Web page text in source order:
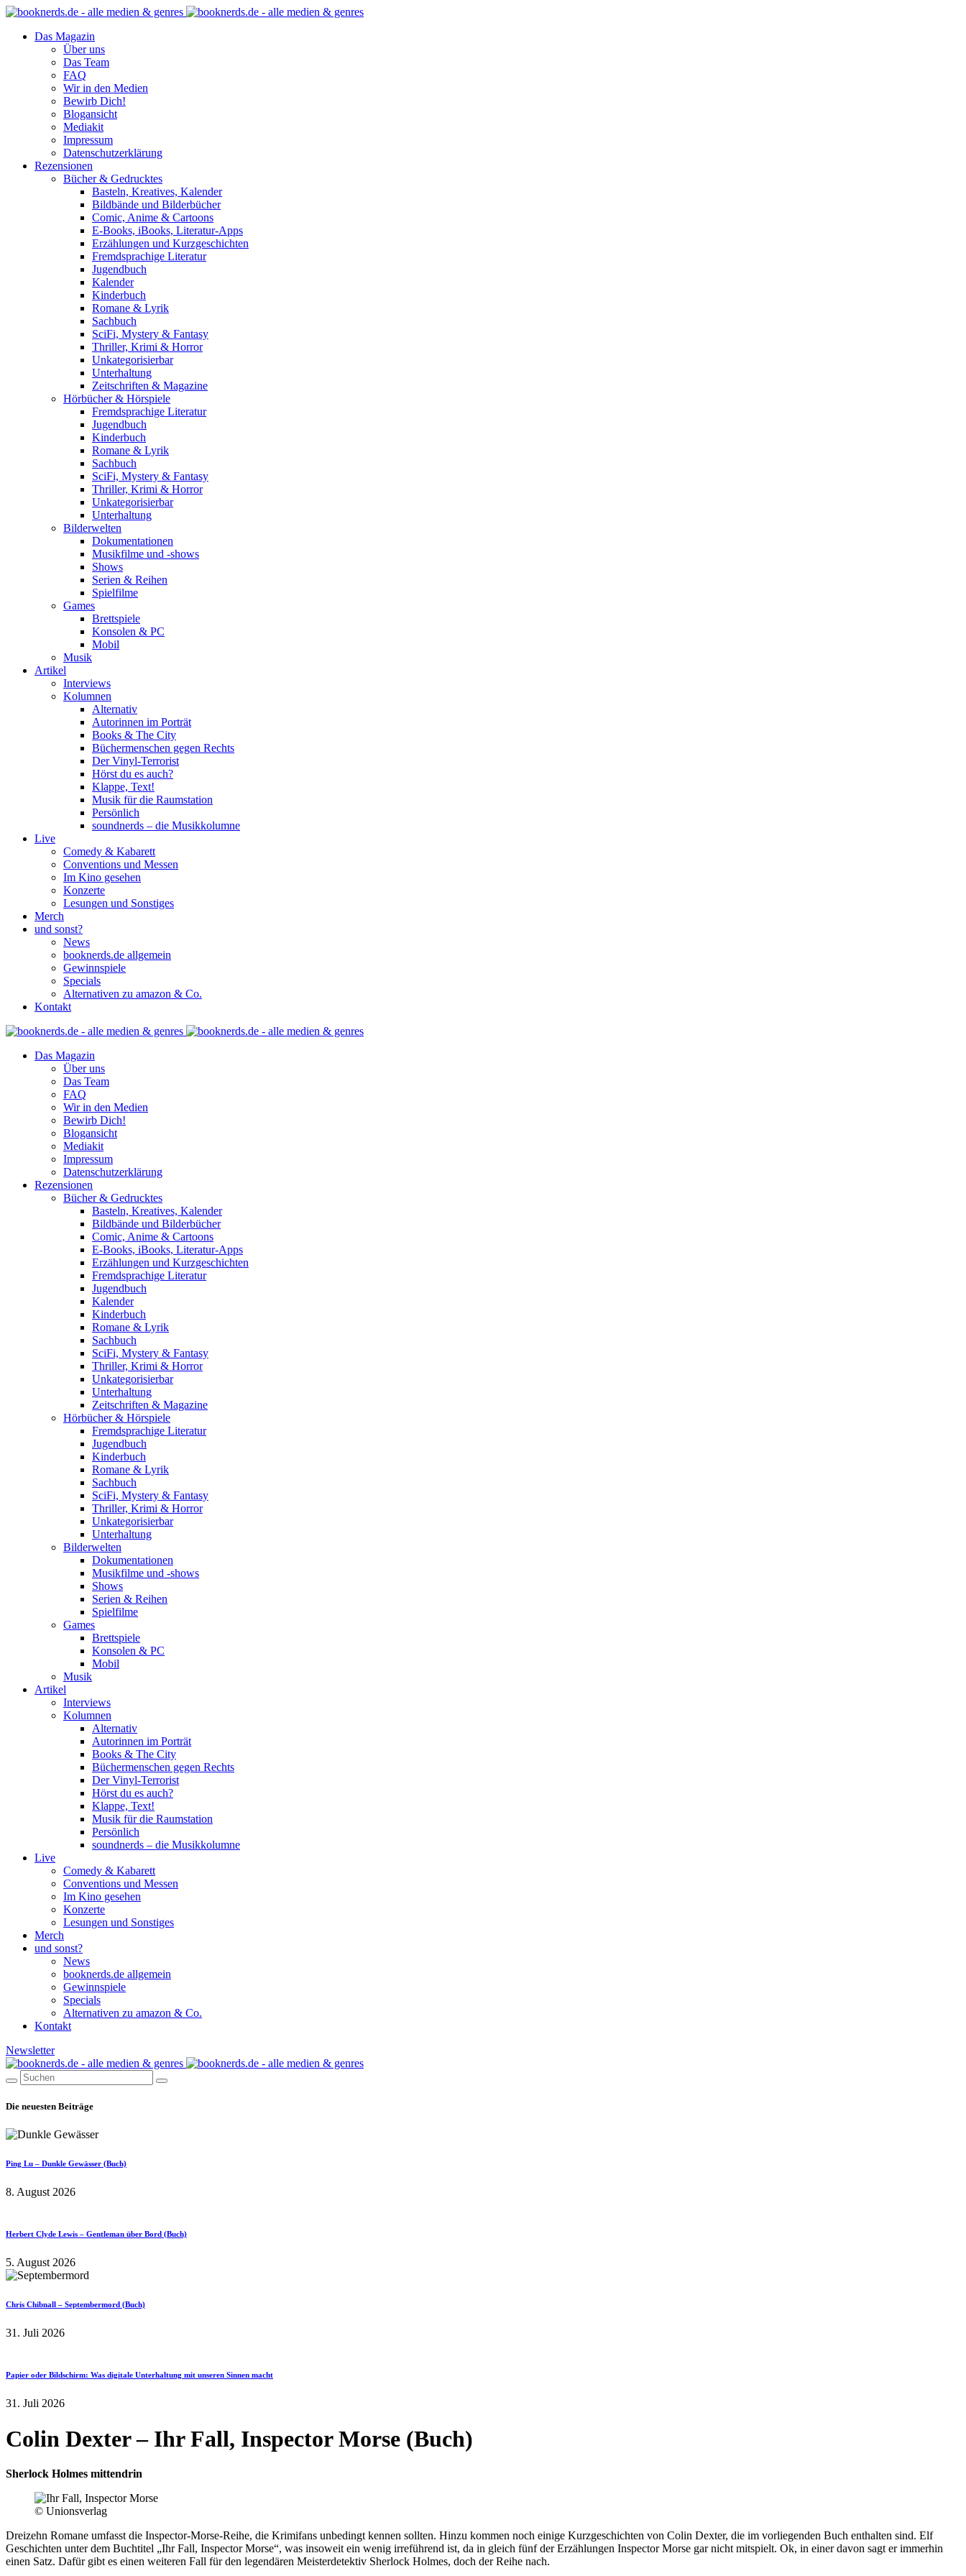
Das Magazin
Über uns
Das Team
FAQ
Wir in den Medien
Bewirb Dich!
Blogansicht
Mediakit
Impressum
Datenschutzerklärung
Rezensionen
Bücher & Gedrucktes
Basteln, Kreatives, Kalender
Bildbände und Bilderbücher
Comic, Anime & Cartoons
E-Books, iBooks, Literatur-Apps
Erzählungen und Kurzgeschichten
Fremdsprachige Literatur
Jugendbuch
Kalender
Kinderbuch
Romane & Lyrik
Sachbuch
SciFi, Mystery & Fantasy
Thriller, Krimi & Horror
Unkategorisierbar
Unterhaltung
Zeitschriften & Magazine
Hörbücher & Hörspiele
Fremdsprachige Literatur
Jugendbuch
Kinderbuch
Romane & Lyrik
Sachbuch
SciFi, Mystery & Fantasy
Thriller, Krimi & Horror
Unkategorisierbar
Unterhaltung
Bilderwelten
Dokumentationen
Musikfilme und -shows
Shows
Serien & Reihen
Spielfilme
Games
Brettspiele
Konsolen & PC
Mobil
Musik
Artikel
Interviews
Kolumnen
Alternativ
Autorinnen im Porträt
Books & The City
Büchermenschen gegen Rechts
Der Vinyl-Terrorist
Hörst du es auch?
Klappe, Text!
Musik für die Raumstation
Persönlich
soundnerds – die Musikkolumne
Live
Comedy & Kabarett
Conventions und Messen
Im Kino gesehen
Konzerte
Lesungen und Sonstiges
Merch
und sonst?
News
booknerds.de allgemein
Gewinnspiele
Specials
Alternativen zu amazon & Co.
Kontakt
Das Magazin
Über uns
Das Team
FAQ
Wir in den Medien
Bewirb Dich!
Blogansicht
Mediakit
Impressum
Datenschutzerklärung
Rezensionen
Bücher & Gedrucktes
Basteln, Kreatives, Kalender
Bildbände und Bilderbücher
Comic, Anime & Cartoons
E-Books, iBooks, Literatur-Apps
Erzählungen und Kurzgeschichten
Fremdsprachige Literatur
Jugendbuch
Kalender
Kinderbuch
Romane & Lyrik
Sachbuch
SciFi, Mystery & Fantasy
Thriller, Krimi & Horror
Unkategorisierbar
Unterhaltung
Zeitschriften & Magazine
Hörbücher & Hörspiele
Fremdsprachige Literatur
Jugendbuch
Kinderbuch
Romane & Lyrik
Sachbuch
SciFi, Mystery & Fantasy
Thriller, Krimi & Horror
Unkategorisierbar
Unterhaltung
Bilderwelten
Dokumentationen
Musikfilme und -shows
Shows
Serien & Reihen
Spielfilme
Games
Brettspiele
Konsolen & PC
Mobil
Musik
Artikel
Interviews
Kolumnen
Alternativ
Autorinnen im Porträt
Books & The City
Büchermenschen gegen Rechts
Der Vinyl-Terrorist
Hörst du es auch?
Klappe, Text!
Musik für die Raumstation
Persönlich
soundnerds – die Musikkolumne
Live
Comedy & Kabarett
Conventions und Messen
Im Kino gesehen
Konzerte
Lesungen und Sonstiges
Merch
und sonst?
News
booknerds.de allgemein
Gewinnspiele
Specials
Alternativen zu amazon & Co.
Kontakt
Newsletter
Die neuesten Beiträge
Ping Lu – Dunkle Gewässer (Buch)
8. August 2026
Herbert Clyde Lewis – Gentleman über Bord (Buch)
5. August 2026
Chris Chibnall – Septembermord (Buch)
31. Juli 2026
Papier oder Bildschirm: Was digitale Unterhaltung mit unseren Sinnen macht
31. Juli 2026
Colin Dexter – Ihr Fall, Inspector Morse (Buch)
Sherlock Holmes mittendrin
© Unionsverlag
Dreizehn Romane umfasst die Inspector-Morse-Reihe, die Krimifans unbedingt kennen sollten. Hinzu kommen noch einige Kurzgeschichten von Colin Dexter, die im vorliegenden Buch enthalten sind. Elf
Geschichten unter dem Buchtitel „Ihr Fall, Inspector Morse“, was insoweit ein wenig irreführend ist, da in gleich fünf der Erzählungen Inspector Morse gar nicht mitspielt. Ok, in einer davon sagt er immerhin
einen Satz. Dafür gibt es einen weiteren Fall für den legendären Meisterdetektiv Sherlock Holmes, doch der Reihe nach.